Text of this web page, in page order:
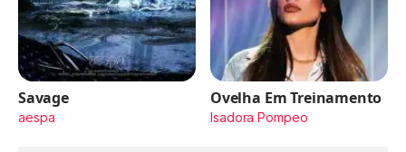
Savage
aespa
Ovelha Em Treinamento
Isadora Pompeo